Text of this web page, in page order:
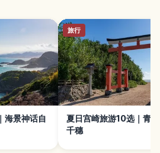
海景神话自
旅行
夏日宫崎旅游10选｜青
千穗